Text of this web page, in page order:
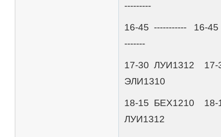
---------
16-45 ----------- 16-
-------
17-30 ЛУИ1312 17-
ЭЛИ1310
18-15 БЕХ1210
ЛУИ1312